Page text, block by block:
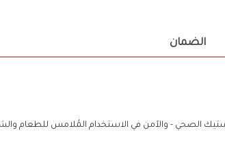
الضمان
الصحي - والآمن في الاستخدام المُلامس للطعام